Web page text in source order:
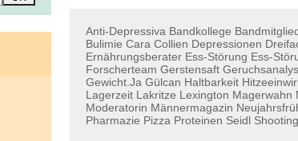
Anti-Depressiva Bandkollege
Bulimie Cara Collien Depressionen
Ernährungsberater Ess-Störung Ess-
Forscherteam Gerstensaft
Gewicht.Ja Gülcan Haltbarkeit
Lagerzeit Lakritze Lexington Magerwahn
Moderatorin Männermagazin
Pharmazie Pizza Proteinen Seidl Shooting